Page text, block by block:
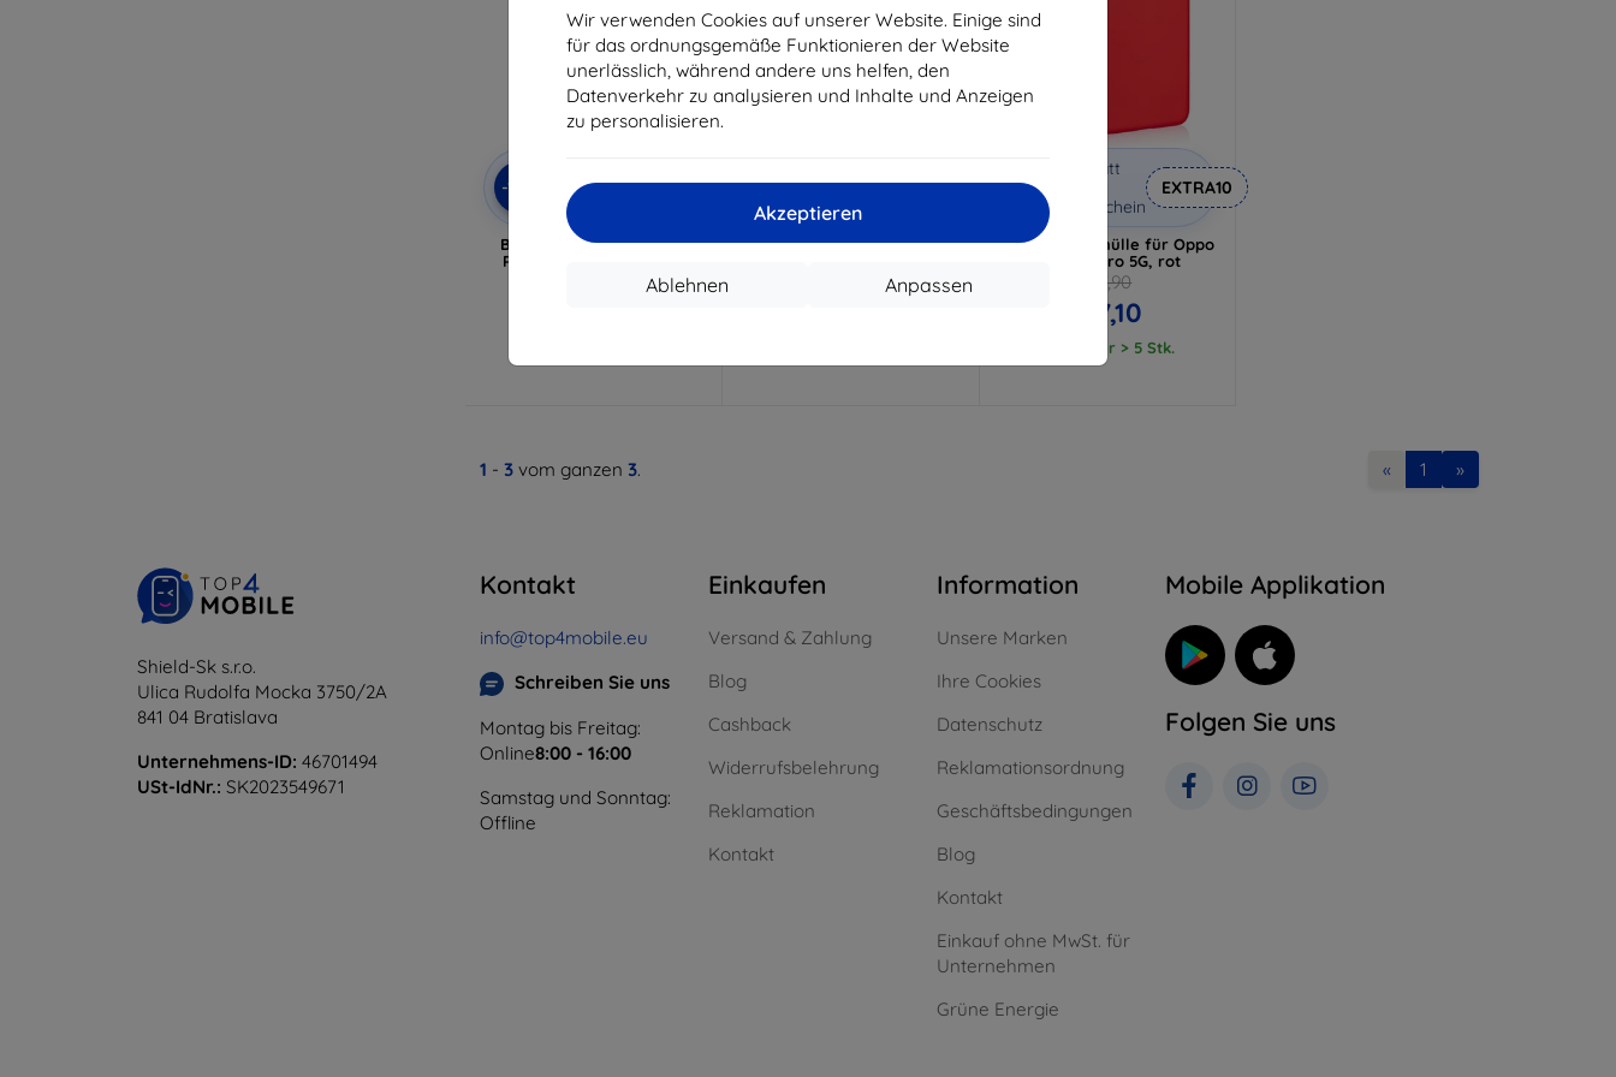
Wir verwenden Cookies auf unserer Website. Einige sind
für das ordnungsgemäße Funktionieren der Website
unerlässlich, während andere uns helfen, den
Datenverkehr zu analysieren und Inhalte und Anzeigen
zu personalisieren.
Akzeptieren
Anpassen
Ablehnen
-10%
mit
Gutschein
EXTRA10
Beline Silikonhülle Oppo
Reno 12 Pro 5G schwarz
-10%
mit
Gutschein
EXTRA10
3MK Clear Case Hülle für
-10%
Rabatt
Gutschein
EXTRA10
Beline Silikonhülle für Oppo
Reno 12 Pro 5G, rot
€ 7,90
€ 7,10
Auf Lager > 5 Stk.
1 - 3 vom ganzen 3. « 1 »
Shield-Sk s.r.o.
Ulica Rudolfa Mocka 3750/2A
841 04 Bratislava
Unternehmens-ID: 46701494
USt-IdNr.: SK2023549671
Kontakt
info@top4mobile.eu
Schreiben Sie uns
Montag bis Freitag:
Online8:00 - 16:00
Samstag und Sonntag:
Offline
Einkaufen
Versand & Zahlung
Blog
Cashback
Widerrufsbelehrung
Reklamation
Kontakt
Information
Unsere Marken
Ihre Cookies
Datenschutz
Reklamationsordnung
Geschäftsbedingungen
Blog
Kontakt
Einkauf ohne MwSt. für
Unternehmen
Grüne Energie
Mobile Applikation
Folgen Sie uns